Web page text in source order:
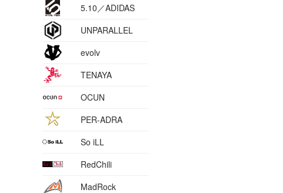
5.10／ADIDAS
UNPARALLEL
evolv
TENAYA
OCUN
PER-ADRA
So iLL
RedChili
MadRock